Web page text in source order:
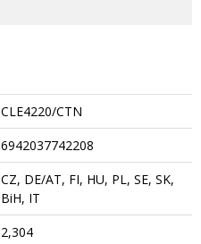
CLE4220/CTN
6942037742208
CZ, DE/AT, FI, HU, PL, SE, SK,
BiH, IT
2,304